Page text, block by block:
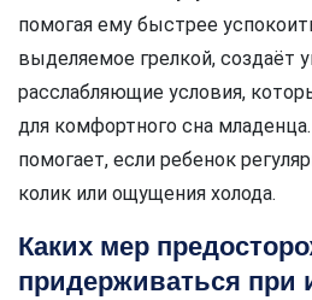
помогая ему быстрее
выделяемое грелкой, создаёт
расслабляющие условия,
для комфортного сна
помогает, если ребенок
колик или ощущения холода.
Каких мер
придерживаться при